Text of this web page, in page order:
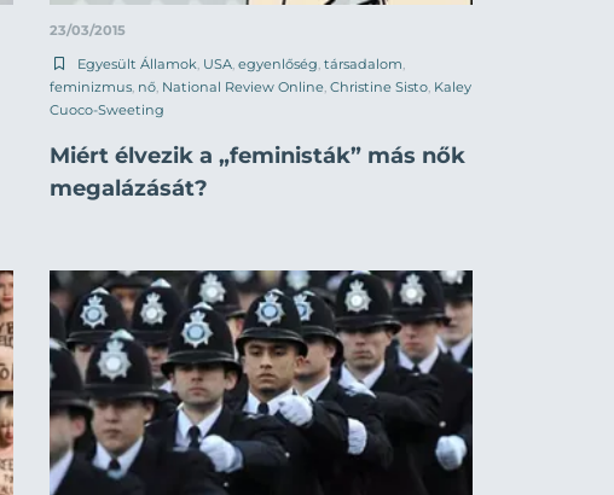
23/03/2015
Egyesült Államok USA egyenlőség társadalom
feminizmus nő National Review Online Christine Sisto Kaley
Cuoco-Sweeting
Miért élvezik a „feministák” más nők
megalázását?